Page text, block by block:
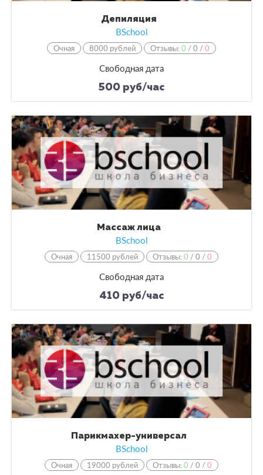
Депиляция
BSchool
Очная 8000 рублей Отзывы:0 /0 /0
Свободная дата
500 руб/час
Массаж лица
BSchool
Очная 11500 рублей Отзывы:0 /0 /0
Свободная дата
410 руб/час
Парикмахер-универсал
BSchool
Очная 19000 рублей Отзывы:0 /0 /0